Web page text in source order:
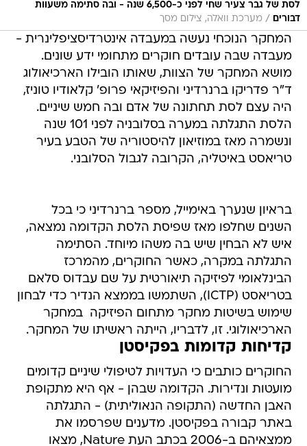
לסת של גבר צעיר שחי לפני כ-6,500 שנה - ובה סתימה משעוות
דבורים
/ מערכת וואלה, צילום מסך
המחקר הנוכחי נעשה במעבדה אינטרדיסציפלינרית -
מעבדה שבה עובדים חוקרים מתחומי ידע שונים.
מושא המחקר של הצוות, שאותו הובילו הארכיאולוג
ד"ר פדריקו ברנרדיני והפיזיקאי פרופ' קלאודיו טוניז,
היה עצם לסת תחתונה של אדם ובה חמש שיניים.
הלסת התגלתה במערה בסלובניה לפני 101 שנה
ונשמרה מאז במוזיאון להיסטוריה של הטבע בעיר
טריאסט באיטליה, הקרובה לגבול הסלובני.
בראיון שנערך באימייל, מספר ברנרדיני כי בכל
השנים שחלפו מאז שפיסת הלסת הקדומה נמצאה,
איש לא הבחין שיש בה משהו מיוחד. הסתימה
התגלתה במקרה, כאשר החוקרים, מהמרכז
הבינלאומי לפיזיקה תיאורטית על שם עבדוס סלאם
בטריאסט (ICTP), השתמשו בממצא הנדיר כדי לבחון
שימוש בשיטות מחקר מתחום הפיזיקה  במחקר
הארכיאולוגי. זו, לדבריו, הייתה ראשיתו של המחקר.
קדיחות קדומות בפקיסטן
החוקרים כותבים כי העדויות לטיפולי שיניים קדומים
מועטות ונדירות. הקדומה שבהן - אף היא מתקופת
האבן החדשה (התקופה הנאוליתית) - התגלתה
באתר קבורה בפקיסטן. מדענים שפרסמו את
ממצאיהם ב-2006 בכתב העת Nature, מצאו